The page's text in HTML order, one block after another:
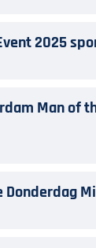
2025
Man of
Donderdag